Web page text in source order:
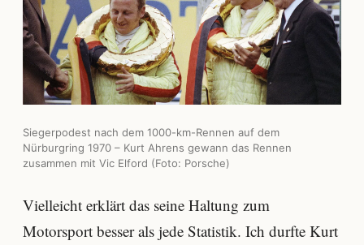
Siegerpodest nach dem 1000-km-Rennen auf dem
Nürburgring 1970 – Kurt Ahrens gewann das Rennen
zusammen mit Vic Elford (Foto: Porsche)
Vielleicht erklärt das seine Haltung zum
Motorsport besser als jede Statistik. Ich durfte Kurt